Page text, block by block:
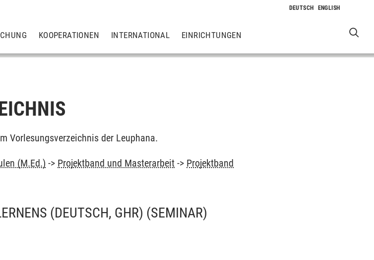
KOOPERATIONEN INTERNATIONAL EINRICHTUNGEN
Vorlesungsverzeichnis der Leuphana.
(M.Ed.) -> Projektband und Masterarbeit -> Projektband
(DEUTSCH, GHR) (SEMINAR)